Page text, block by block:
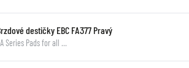
destičky EBC FA377 Pravý
Series Pads for all …